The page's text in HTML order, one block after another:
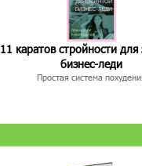
11 каратов стройности для
бизнес-леди
Простая система